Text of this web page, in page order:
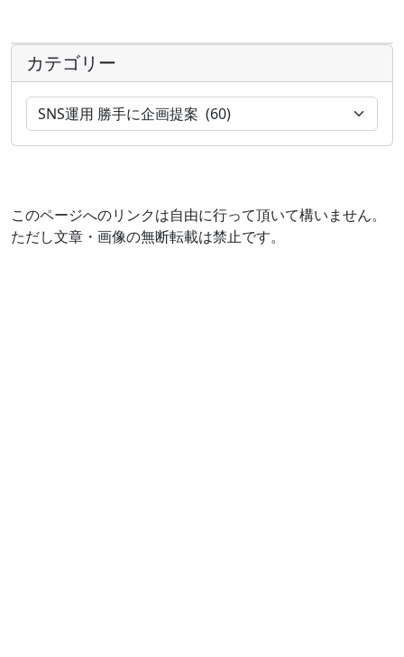
カテゴリー
このページへのリンクは自由に行って頂いて構いません。
ただし文章・画像の無断転載は禁止です。